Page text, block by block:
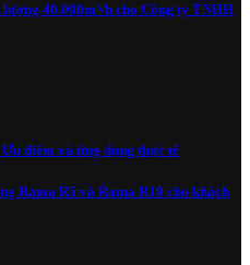
40.000m³/h cho Công ty TNHH
điểm và ứng dụng thực tế
Rama R5 và Rama R10 cho khách